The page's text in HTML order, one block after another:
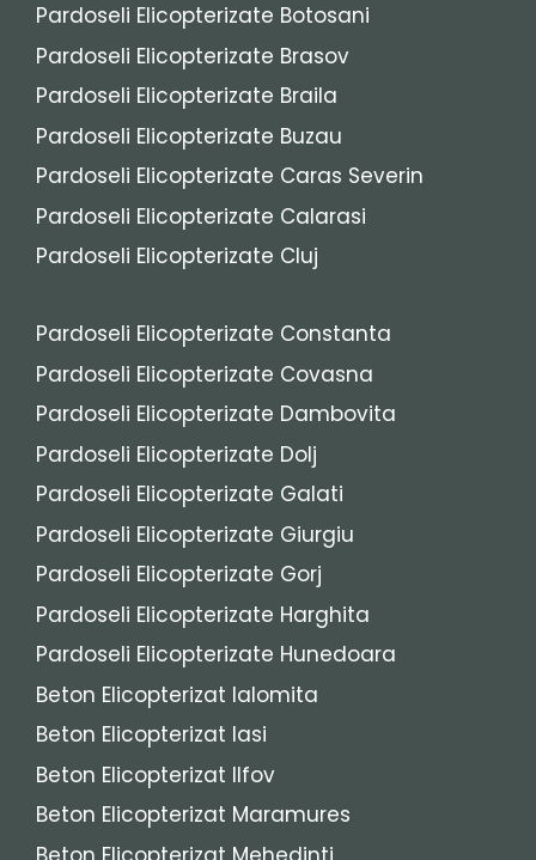
Pardoseli Elicopterizate Botosani
Pardoseli Elicopterizate Brasov
Pardoseli Elicopterizate Braila
Pardoseli Elicopterizate Buzau
Pardoseli Elicopterizate Caras Severin
Pardoseli Elicopterizate Calarasi
Pardoseli Elicopterizate Cluj
Pardoseli Elicopterizate Constanta
Pardoseli Elicopterizate Covasna
Pardoseli Elicopterizate Dambovita
Pardoseli Elicopterizate Dolj
Pardoseli Elicopterizate Galati
Pardoseli Elicopterizate Giurgiu
Pardoseli Elicopterizate Gorj
Pardoseli Elicopterizate Harghita
Pardoseli Elicopterizate Hunedoara
Beton Elicopterizat Ialomita
Beton Elicopterizat Iasi
Beton Elicopterizat Ilfov
Beton Elicopterizat Maramures